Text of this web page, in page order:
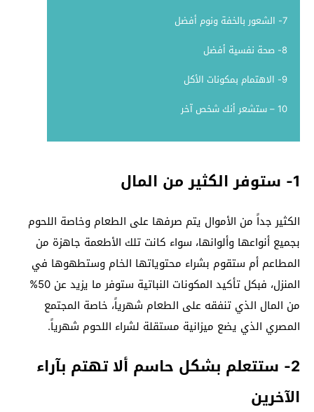
7- الشعور بالخفة ونوم أفضل
8- صحة نفسية أفضل
9- الاهتمام بمكونات الأكل
10 – ستشعر أنك شخص آخر
1- ستوفر الكثير من المال
الكثير جداً من الأموال يتم صرفها على الطعام وخاصة اللحوم
بجميع أنواعها وألوانها، سواء كانت تلك الأطعمة جاهزة من
المطاعم أم ستقوم بشراء محتوياتها الخام وستطهوها في
المنزل، فبكل تأكيد المكونات النباتية ستوفر ما يزيد عن 50%
من المال الذي تنفقه على الطعام شهرياً، خاصة المجتمع
المصري الذي يضع ميزانية مستقلة لشراء اللحوم شهرياً.
2- ستتعلم بشكل حاسم ألا تهتم بآراء
الآخرين